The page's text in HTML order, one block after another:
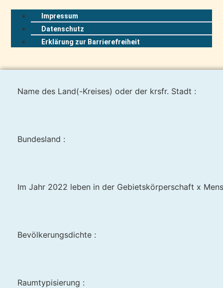
Impressum
Datenschutz
Erklärung zur Barrierefreiheit
Name des Land(-Kreises) oder der krsfr. Stadt :
Bundesland :
Im Jahr 2022 leben in der Gebietskörperschaft x
Bevölkerungsdichte :
Raumtypisierung :